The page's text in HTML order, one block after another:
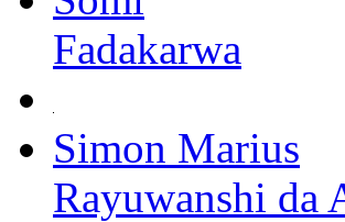
Fadakarwa
Simon Marius
Rayuwanshi da